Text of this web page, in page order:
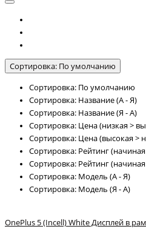
Сортировка: По умолчанию
Сортировка: По умолчанию
Сортировка: Название (А - Я)
Сортировка: Название (Я - А)
Сортировка: Цена (низкая >
Сортировка: Цена (высокая >
Сортировка: Рейтинг
Сортировка: Рейтинг
Сортировка: Модель (А - Я)
Сортировка: Модель (Я - А)
OnePlus 5 (Incell) White Дисплей в